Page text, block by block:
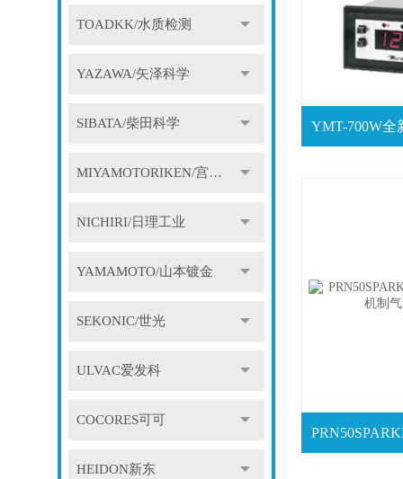
TOADKK/水质检测
YAZAWA/矢泽科学
SIBATA/柴田科学
MIYAMOTORIKEN/宫本理研
NICHIRI/日理工业
YAMAMOTO/山本镀金
SEKONIC/世光
ULVAC爱发科
COCORES可可
HEIDON新东